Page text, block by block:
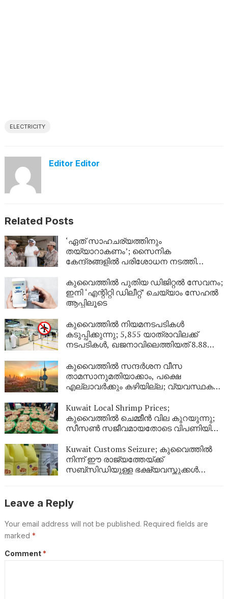
ELECTRICITY
Editor Editor
Related Posts
‘ഏത് സാഹചര്യത്തിനും
തയ്യാറാകണം’; സൈനിക
കേന്ദ്രങ്ങളിൽ പരിശോധന നടത്തി
കുവൈത്തിൽ പുതിയ ഡിജിറ്റൽ സേവനം;
ഇനി ‘എന്റിറ്റി ഡിലീറ്റ്’ ചെയ്യാം സേഹൽ
ആപ്പിലൂടെ
കുവൈത്തിൽ നിയമനടപടികൾ
കടുപ്പിക്കുന്നു; 5,855 യാത്രാവിലക്ക്
നടപടികൾ, ഖജനാവിലെത്തിയത് 8.88
കുവൈത്തിൽ സന്ദർശന വീസ
താമസാനുമതിയാക്കാം, പക്ഷെ
എല്ലാവർക്കും കഴിയില്ല; വ്യവസ്ഥകൾ
Kuwait Local Shrimp Prices;
കുവൈത്തിൽ ചെമ്മീൻ വില കുറയുന്നു;
സീസൺ സജീവമായതോടെ വിപണിയിൽ
Kuwait Customs Seizure; കുവൈത്തിൽ
നിന്ന് ഈ രാജ്യത്തേയ്ക്ക്
സബ്സിഡിയുള്ള ഭക്ഷ്യവസ്തുക്കൾ
Leave a Reply
Your email address will not be published. Required fields are
marked *
Comment *